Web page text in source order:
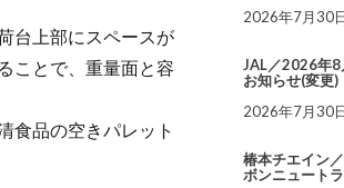
台上部にスペースが
ことで、重量面と容
食品の空きパレット
2026年7月30
JAL／2026年
お知らせ(変更)
2026年7月30
椿本チエイン
ボンニュート